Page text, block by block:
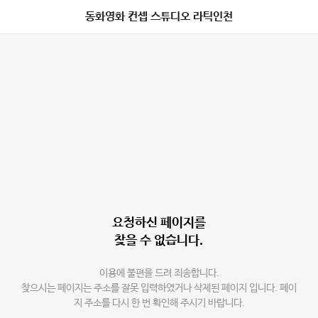
동화영화 컨셉 스튜디오 라틱인천
요청하신 페이지를
찾을 수 없습니다.
이용에 불편을 드려 죄송합니다.
찾으시는 페이지는 주소를 잘못 입력하였거나 삭제된 페이지 입니다. 페이
지 주소를 다시 한 번 확인해 주시기 바랍니다.